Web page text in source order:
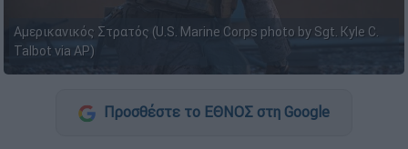
Αμερικανικός Στρατός (U.S. Marine Corps photo by Sgt. Kyle C.
Talbot via AP)
Προσθέστε το ΕΘΝΟΣ στη Google